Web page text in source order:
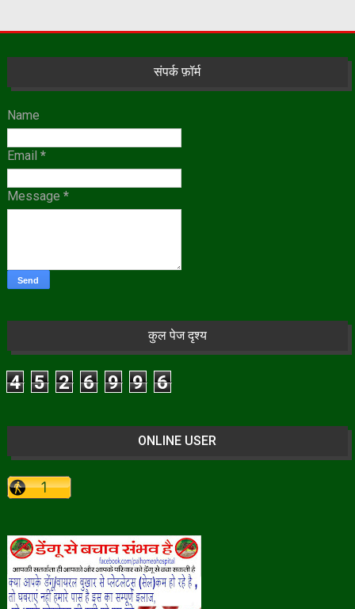
संपर्क फ़ॉर्म
Name
Email *
Message *
कुल पेज दृश्य
4 5 2 6 9 9 6
ONLINE USER